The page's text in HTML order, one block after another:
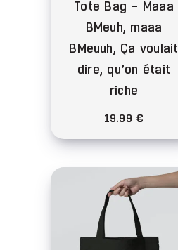
produit
Tote Bag – Maaa
BMeuh, maaa
BMeuuh, Ça voulait
dire, qu’on était
riche
19.99 €
Ce
a
plusieurs
variations.
Les